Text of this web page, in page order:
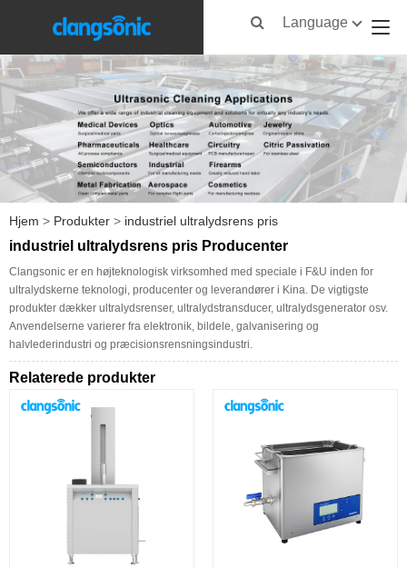
Language
Hjem > Produkter > industriel ultralydsrens pris
industriel ultralydsrens pris Producenter
Clangsonic er en højteknologisk virksomhed med speciale i F&U inden for
ultralydskerne teknologi, producenter og leverandører i Kina. De vigtigste
produkter dækker ultralydsrenser, ultralydstransducer, ultralydsgenerator osv.
Anvendelserne varierer fra elektronik, bildele, galvanisering og
halvlederindustri og præcisionsrensningsindustri.
Relaterede produkter